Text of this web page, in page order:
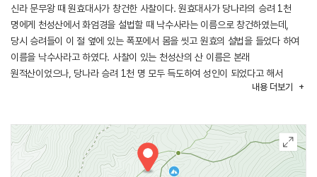
신라 문무왕 때 원효대사가 창건한 사찰이다. 원효대사가 당나라의 승려 1천
명에게 천성산에서 화엄경을 설법할 때 낙수사라는 이름으로 창건하였는데,
당시 승려들이 이 절 옆에 있는 폭포에서 몸을 씻고 원효의 설법을 들었다 하여
이름을 낙수사라고 하였다. 사찰이 있는 천성산의 산 이름은 본래
원적산이었으나, 당나라 승려 1천 명 모두 득도하여 성인이 되었다고 해서
천성산[千聖山]이라고 바뀌었다고 한다. 홍룡사는 임진왜란 때 불에 타 수백 년
홍룡은 사찰에 있는 폭포 이름에서 유래하였다고 전한다. 홍룡폭포는 제1폭포와
제2폭포가 있는데, 옛날에 천룡이 폭포 아래에 살다가 무지개를 타고 하늘로
올라갔다는 전설이 있으며, 1970년대 말 우광이 주지로 부임한 뒤 중건과
중수를 거듭하여 오늘에 이른다. 현존하는 건물은 대웅전, 종각, 선방, 요사채
내용 더보기